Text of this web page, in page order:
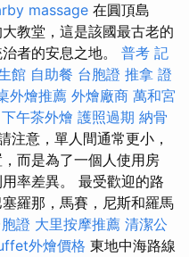
massage 在圓頂島
教堂，這是該國最古老的
者的安息之地。 普考 記
館 自助餐 台胞證 推拿 證
外燴推薦 外燴廠商 萬和宮
下午茶外燴 護照過期 納骨
注意，單人間通常更小，
而是為了一個人使用房
率差異。 最受歡迎的路
羅那，馬賽，尼斯和羅馬
證 大里按摩推薦 清潔公
外燴價格 東地中海路線